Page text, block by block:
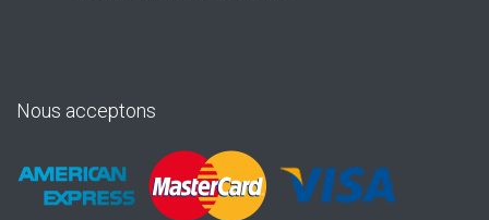
Nous acceptons